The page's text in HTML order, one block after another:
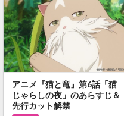
アニメ『猫と竜』第6話「猫
じゃらしの夜」のあらすじ＆
先行カット解禁